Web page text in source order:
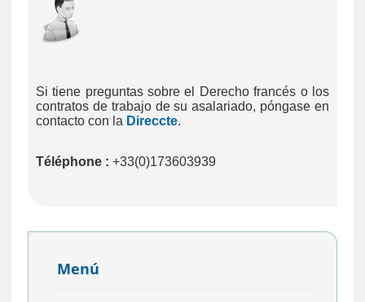
Si usted es un trabajador asalariado
Si tiene preguntas sobre el Derecho francés o los
contratos de trabajo de su asalariado, póngase en
contacto con la Direccte.
Téléphone : +33(0)173603939
Menú